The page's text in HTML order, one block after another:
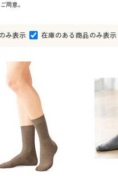
ュニア・ティーンズ下着
大きいサイズ メンズ
用意。
み表示 在庫のある商品のみ表示